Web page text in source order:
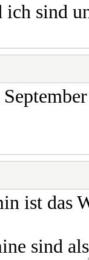
sind
ist das
sind